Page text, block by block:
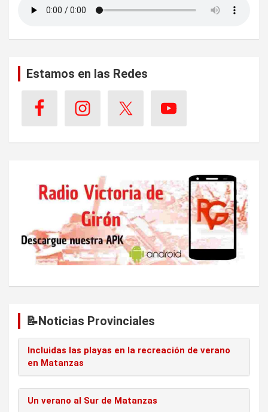
c
s
Estamos en las Redes
📝Noticias Provinciales
Incluidas las playas en la recreación de verano
en Matanzas
Un verano al Sur de Matanzas